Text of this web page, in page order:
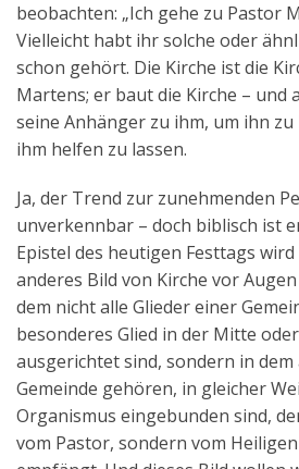
beobachten: „Ich gehe zu Pastor
Vielleicht habt ihr solche oder
schon gehört. Die Kirche ist die
Martens; er baut die Kirche – und
seine Anhänger zu ihm, um ihn
ihm helfen zu lassen.
Ja, der Trend zur zunehmenden
unverkennbar – doch biblisch ist
Epistel des heutigen Festtags
anderes Bild von Kirche vor
dem nicht alle Glieder einer
besonderes Glied in der Mitte
ausgerichtet sind, sondern in dem
Gemeinde gehören, in gleicher
Organismus eingebunden sind,
vom Pastor, sondern vom